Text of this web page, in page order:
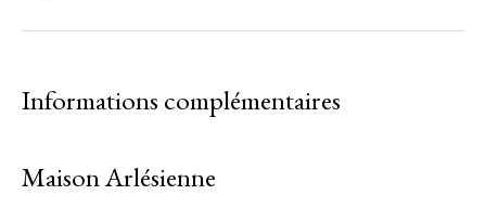
Informations complémentaires
Maison Arlésienne